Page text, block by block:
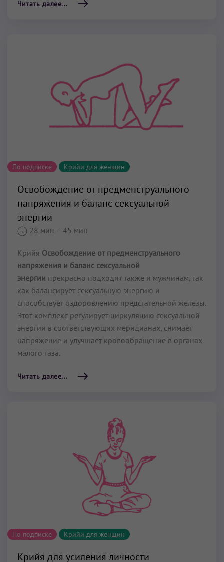
Читать далее...
По подписке Крийи для женщин
Освобождение от предменструального
напряжения и баланс сексуальной
энергии
28 мин – 45 мин
Крийя Освобождение от предменструального
напряжения и баланс сексуальной
энергии прекрасно подходит также и мужчинам, так
как балансирует сексуальную энергию и
способствует оздоровлению предста­тельной железы.
Этот комплекс регулирует циркуляцию сексуальной
энергии в соответствую­щих меридианах, снимает
напряжение и улучшает кровообра­щение в органах
малого таза.
Читать далее...
По подписке Крийи для женщин
Крийя для усиления личности